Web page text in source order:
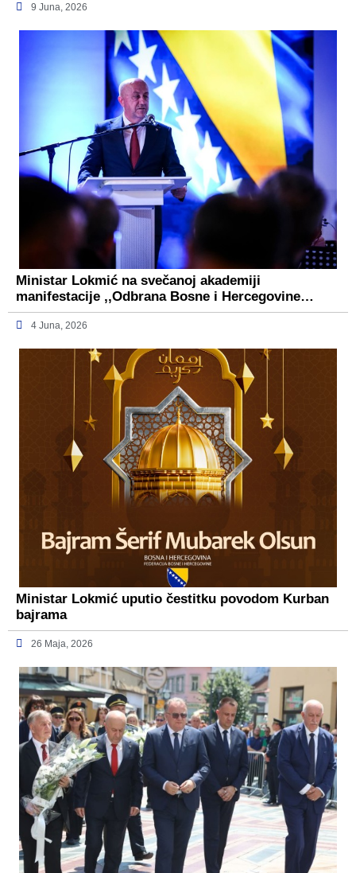
9 Juna, 2026
Ministar Lokmić na svečanoj akademiji
manifestacije ,,Odbrana Bosne i Hercegovine…
4 Juna, 2026
Ministar Lokmić uputio čestitku povodom Kurban
bajrama
26 Maja, 2026